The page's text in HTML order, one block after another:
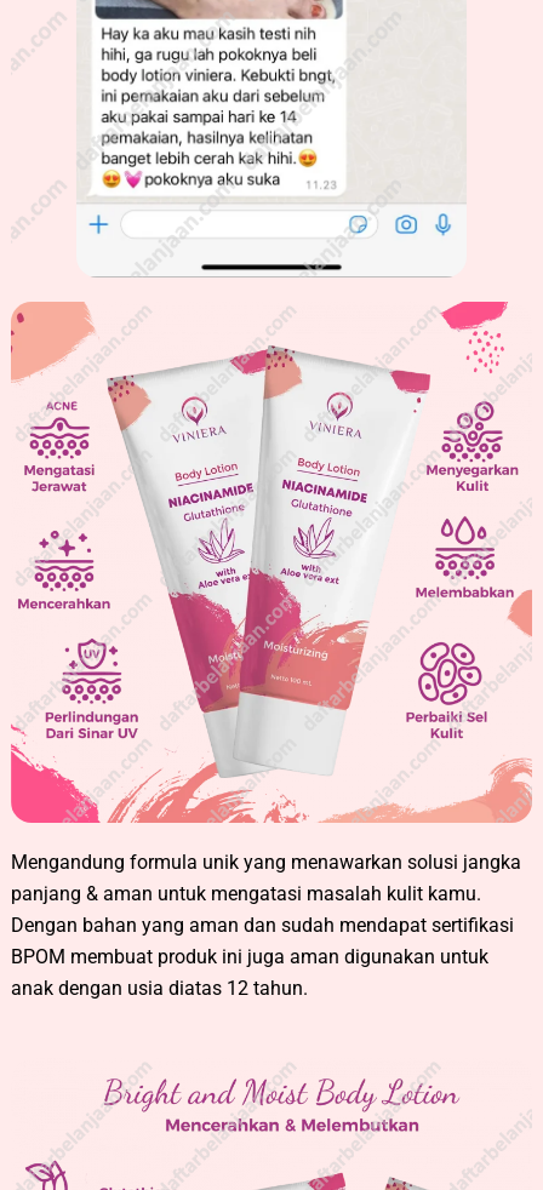
Mengandung formula unik yang menawarkan solusi jangka
panjang & aman untuk mengatasi masalah kulit kamu.
Dengan bahan yang aman dan sudah mendapat sertifikasi
BPOM membuat produk ini juga aman digunakan untuk
anak dengan usia diatas 12 tahun.